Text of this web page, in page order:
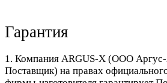
Гарантия
1. Компания ARGUS-X (ООО Аргус-
Поставщик) на правах